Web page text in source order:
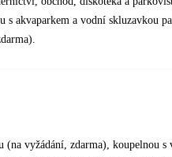
akvaparkem a vodní skluzavkou
vyžádání, zdarma), koupelnou